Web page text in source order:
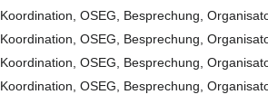
Koordination, OSEG, Besprechung,
Koordination, OSEG, Besprechung,
Koordination, OSEG, Besprechung,
Koordination, OSEG, Besprechung,